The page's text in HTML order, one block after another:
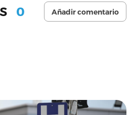
0 Añadir comentario